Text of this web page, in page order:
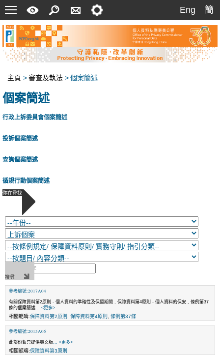
菜
單
速
指
南
索
絡
我
定
Eng
簡
簡
主頁 >審查及執法 >個案簡述
個案簡述
行政上訴委員會個案簡述
投訴個案簡述
查詢個案簡述
循規行動個案簡述
你在尋找
參考編號:2017A04
有關保障資料第2原則 - 個人資料的準確性及保留期間 , 保障資料第4原則 - 個人資料的保安 , 條例第37
條的個案簡述 ... <更多>
相關範疇:保障資料第2原則 保障資料第4原則 條例第37條
參考編號:2015A05
此部份暫只提供英文版 ... <更多>
相關範疇:保障資料第3原則